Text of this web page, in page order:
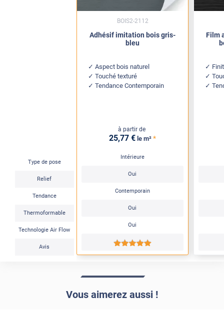
Type de pose
Relief
Tendance
Thermoformable
Technologie Air Flow
Avis
Adhésif imitation bois gris-
bleu
Aspect bois naturel
Touché texturé
Tendance Contemporain
à partir de
25,77 € le m² *
Intérieure
Oui
Contemporain
Oui
Oui
*****
BOIS2-2112
Film
Vous aimerez aussi !